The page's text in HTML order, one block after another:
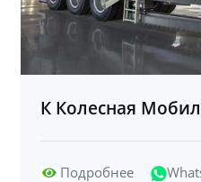
К Колесная
Подробнее